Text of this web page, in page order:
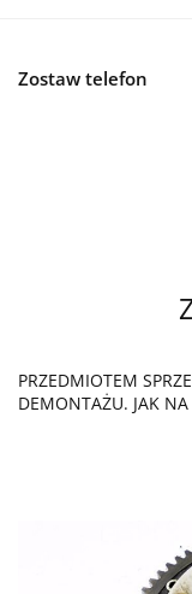
Zostaw telefon
PRZEDMIOTEM
DEMONTAŻU. JAK NA